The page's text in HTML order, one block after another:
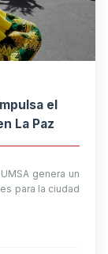
el
La Paz
genera un
para la ciudad